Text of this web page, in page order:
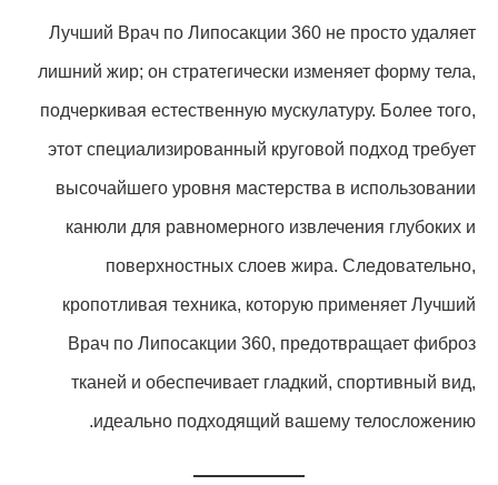
Лучший Врач по Липосакции 360 не просто удаляет
лишний жир; он стратегически изменяет форму тела,
подчеркивая естественную мускулатуру. Более того,
этот специализированный круговой подход требует
высочайшего уровня мастерства в использовании
канюли для равномерного извлечения глубоких и
поверхностных слоев жира. Следовательно,
кропотливая техника, которую применяет Лучший
Врач по Липосакции 360, предотвращает фиброз
тканей и обеспечивает гладкий, спортивный вид,
идеально подходящий вашему телосложению.